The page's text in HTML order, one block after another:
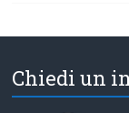
Chiedi un